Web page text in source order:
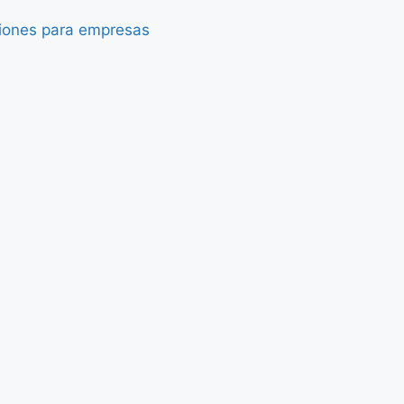
para empresas